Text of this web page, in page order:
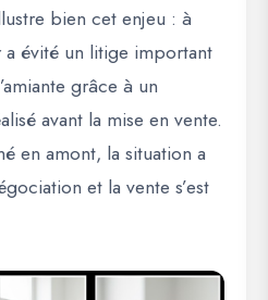
bien cet enjeu : à
a évité un litige important
grâce à un
avant la mise en vente.
en amont, la situation a
et la vente s’est